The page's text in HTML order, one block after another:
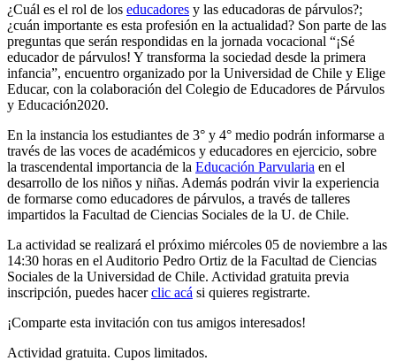
¿Cuál es el rol de los educadores y las educadoras de párvulos?;
¿cuán importante es esta profesión en la actualidad? Son parte de las
preguntas que serán respondidas en la jornada vocacional “¡Sé
educador de párvulos! Y transforma la sociedad desde la primera
infancia”, encuentro organizado por la Universidad de Chile y Elige
Educar, con la colaboración del Colegio de Educadores de Párvulos
y Educación2020.
En la instancia los estudiantes de 3° y 4° medio podrán informarse a
través de las voces de académicos y educadores en ejercicio, sobre
la trascendental importancia de la Educación Parvularia en el
desarrollo de los niños y niñas. Además podrán vivir la experiencia
de formarse como educadores de párvulos, a través de talleres
impartidos la Facultad de Ciencias Sociales de la U. de Chile.
La actividad se realizará el próximo miércoles 05 de noviembre a las
14:30 horas en el Auditorio Pedro Ortiz de la Facultad de Ciencias
Sociales de la Universidad de Chile. Actividad gratuita previa
inscripción, puedes hacerclic acá si quieres registrarte.
¡Comparte esta invitación con tus amigos interesados!
Actividad gratuita. Cupos limitados.